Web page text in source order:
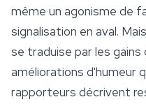
même un agonisme de
signalisation en aval.
se traduise par les
améliorations d'humeur
rapporteurs décrivent